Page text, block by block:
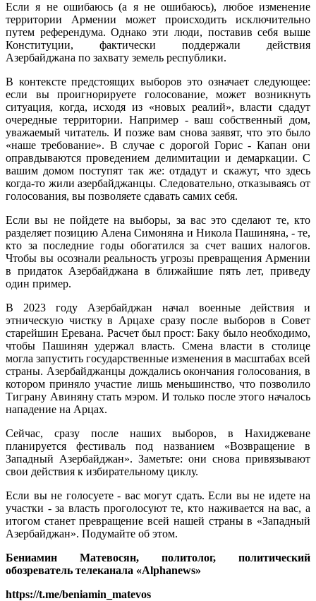
Если я не ошибаюсь (а я не ошибаюсь), любое изменение
территории Армении может происходить исключительно
путем референдума. Однако эти люди, поставив себя выше
Конституции, фактически поддержали действия
Азербайджана по захвату земель республики.
В контексте предстоящих выборов это означает следующее:
если вы проигнорируете голосование, может возникнуть
ситуация, когда, исходя из «новых реалий», власти сдадут
очередные территории. Например - ваш собственный дом,
уважаемый читатель. И позже вам снова заявят, что это было
«наше требование». В случае с дорогой Горис - Капан они
оправдываются проведением делимитации и демаркации. С
вашим домом поступят так же: отдадут и скажут, что здесь
когда-то жили азербайджанцы. Следовательно, отказываясь от
голосования, вы позволяете сдавать самих себя.
Если вы не пойдете на выборы, за вас это сделают те, кто
разделяет позицию Алена Симоняна и Никола Пашиняна, - те,
кто за последние годы обогатился за счет ваших налогов.
Чтобы вы осознали реальность угрозы превращения Армении
в придаток Азербайджана в ближайшие пять лет, приведу
один пример.
В 2023 году Азербайджан начал военные действия и
этническую чистку в Арцахе сразу после выборов в Совет
старейшин Еревана. Расчет был прост: Баку было необходимо,
чтобы Пашинян удержал власть. Смена власти в столице
могла запустить государственные изменения в масштабах всей
страны. Азербайджанцы дождались окончания голосования, в
котором приняло участие лишь меньшинство, что позволило
Тиграну Авиняну стать мэром. И только после этого началось
нападение на Арцах.
Сейчас, сразу после наших выборов, в Нахиджеване
планируется фестиваль под названием «Возвращение в
Западный Азербайджан». Заметьте: они снова привязывают
свои действия к избирательному циклу.
Если вы не голосуете - вас могут сдать. Если вы не идете на
участки - за власть проголосуют те, кто наживается на вас, а
итогом станет превращение всей нашей страны в «Западный
Азербайджан». Подумайте об этом.
Бениамин Матевосян, политолог, политический
обозреватель телеканала «Alphanews»
https://t.me/beniamin_matevos